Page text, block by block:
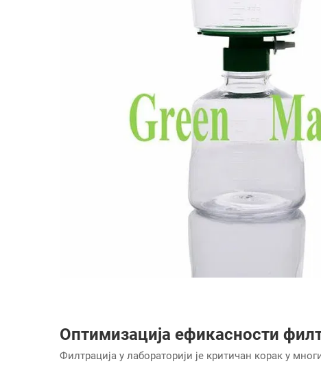
Оптимизација ефикасности
Филтрација у лабораторији је критичан корак у